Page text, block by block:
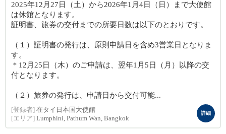
2025年12月27日（土）から2026年1月4日（日）まで大使館
は休館となります。
証明書、旅券の交付までの所要日数は以下のとおりです。
（１）証明書の発行は、原則申請日を含め3営業日となりま
す。
＊12月25日（木）のご申請は、翌年1月5日（月）以降の交
付となります。
（２）旅券の発行は、申請日から交付可能...
[登録者] 在タイ日本国大使館
[エリア] Lumphini, Pathum Wan, Bangkok
詳細